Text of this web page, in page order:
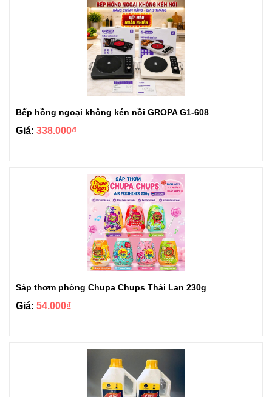
Bếp hồng ngoại không kén nồi GROPA G1-608
Giá: 338.000₫
Sáp thơm phòng Chupa Chups Thái Lan 230g
Giá: 54.000₫